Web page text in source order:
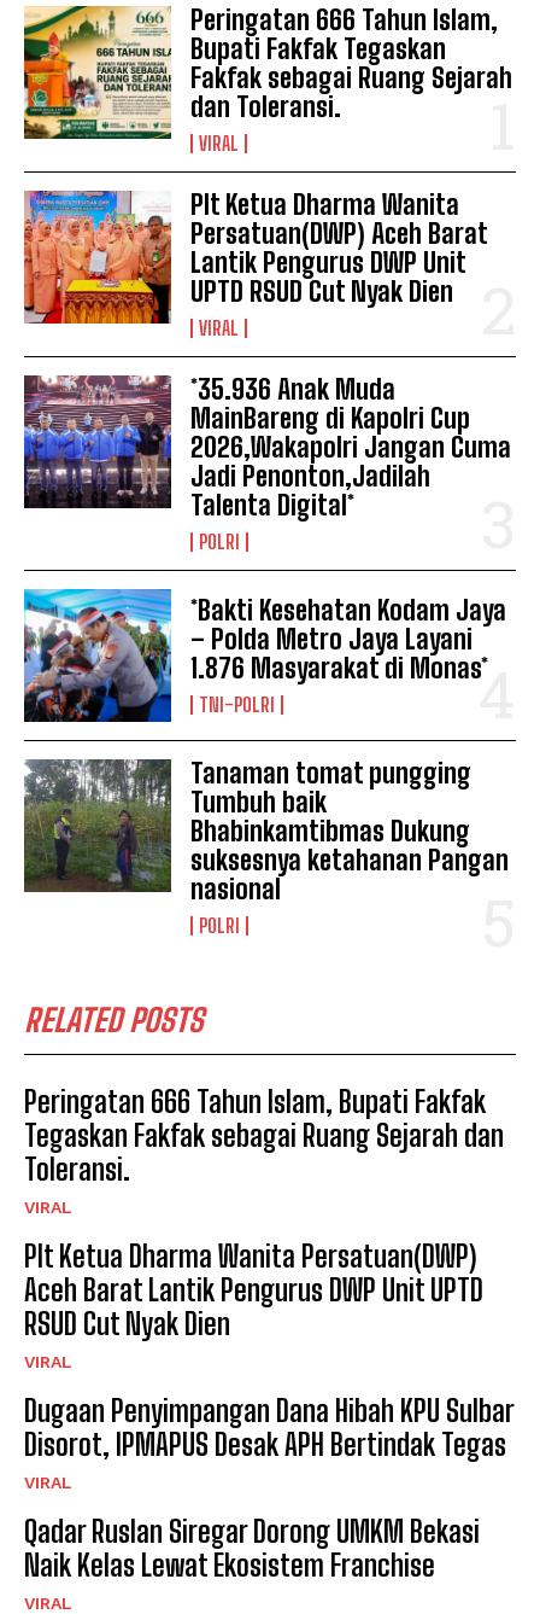
Peringatan 666 Tahun Islam,
Bupati Fakfak Tegaskan
Fakfak sebagai Ruang Sejarah
dan Toleransi.
VIRAL
Plt Ketua Dharma Wanita
Persatuan(DWP) Aceh Barat
Lantik Pengurus DWP Unit
UPTD RSUD Cut Nyak Dien
VIRAL
*35.936 Anak Muda
MainBareng di Kapolri Cup
2026,Wakapolri Jangan Cuma
Jadi Penonton,Jadilah
Talenta Digital*
POLRI
*Bakti Kesehatan Kodam Jaya
– Polda Metro Jaya Layani
1.876 Masyarakat di Monas*
TNI-POLRI
Tanaman tomat pungging
Tumbuh baik
Bhabinkamtibmas Dukung
suksesnya ketahanan Pangan
nasional
POLRI
RELATED POSTS
Peringatan 666 Tahun Islam, Bupati Fakfak
Tegaskan Fakfak sebagai Ruang Sejarah dan
Toleransi.
VIRAL
Plt Ketua Dharma Wanita Persatuan(DWP)
Aceh Barat Lantik Pengurus DWP Unit UPTD
RSUD Cut Nyak Dien
VIRAL
Dugaan Penyimpangan Dana Hibah KPU Sulbar
Disorot, IPMAPUS Desak APH Bertindak Tegas
VIRAL
Qadar Ruslan Siregar Dorong UMKM Bekasi
Naik Kelas Lewat Ekosistem Franchise
VIRAL